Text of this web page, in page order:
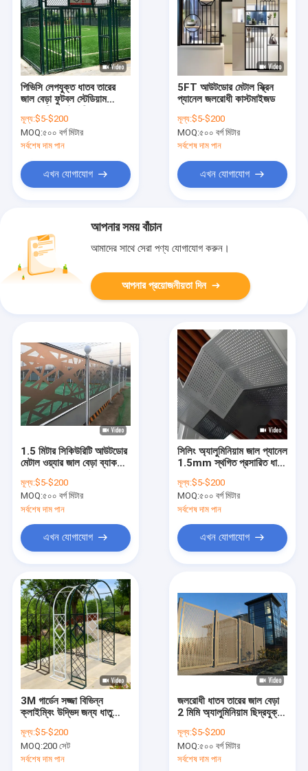
পিভিসি লেপযুক্ত ধাতব তারের
জাল বেড়া ফুটবল স্টেডিয়াম
মূল্য:$5-$200
MOQ:৫০০ বর্গ মিটার
সর্বশেষ দাম পান
এখন যোগাযোগ
5FT আউটডোর মেটাল স্ক্রিন
প্যানেল জলরোধী কাস্টমাইজড
মূল্য:$5-$200
MOQ:৫০০ বর্গ মিটার
সর্বশেষ দাম পান
এখন যোগাযোগ
আপনার সময় বাঁচান
আমাদের সাথে সেরা পণ্য যোগাযোগ করুন।
আপনার প্রয়োজনীয়তা দিন
1.5 মিটার সিকিউরিটি আউটডোর
মেটাল ওয়্যার জাল বেড়া ব্যাকয়ার্ড
মূল্য:$5-$200
MOQ:৫০০ বর্গ মিটার
সর্বশেষ দাম পান
এখন যোগাযোগ
সিলিং অ্যালুমিনিয়াম জাল প্যানেল
1.5mm স্থগিত প্রসারিত ধাতু
মূল্য:$5-$200
MOQ:৫০০ বর্গ মিটার
সর্বশেষ দাম পান
এখন যোগাযোগ
3M গার্ডেন সজ্জা বিভিন্ন
ক্লাইম্বিং উদ্ভিদ জন্য ধাতু
মূল্য:$5-$200
MOQ:200 সেট
সর্বশেষ দাম পান
জলরোধী ধাতব তারের জাল বেড়া
2 মিমি অ্যালুমিনিয়াম ছিদ্রযুক্ত
মূল্য:$5-$200
MOQ:৫০০ বর্গ মিটার
সর্বশেষ দাম পান